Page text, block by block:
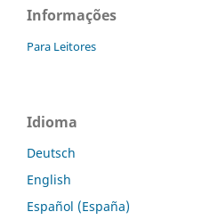
Informações
Para Leitores
Idioma
Deutsch
English
Español (España)